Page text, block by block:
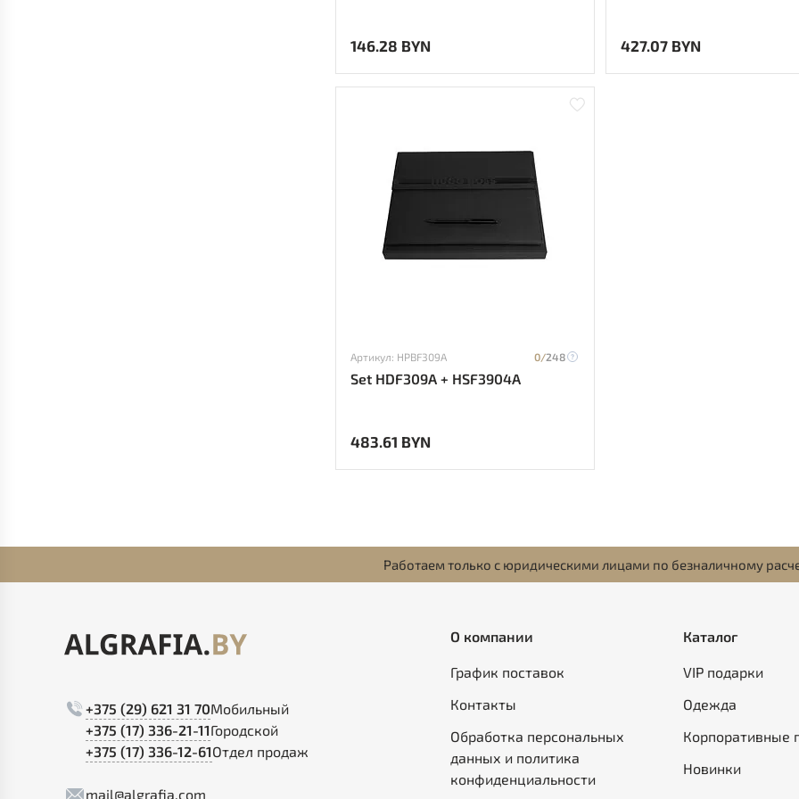
146.28 BYN 427.07 BYN
Артикул: HPBF309A 0/248
Set HDF309A + HSF3904A
483.61 BYN
Работаем только с юридическими лицами по безналичному
+375 (29) 621 31 70Мобильный
+375 (17) 336-21-11Городской
+375 (17) 336-12-61Отдел продаж
mail@algrafia.com
О компании
График поставок
Контакты
Обработка персональных
данных и политика
конфиденциальности
Каталог
VIP подарки
Одежда
Корпоративные
Новинки